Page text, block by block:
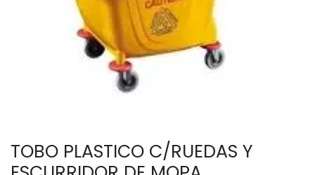
TOBO PLASTICO C/RUEDAS Y